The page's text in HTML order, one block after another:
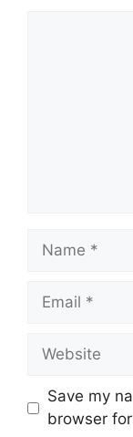
Name
Email
Website
Save my
browser